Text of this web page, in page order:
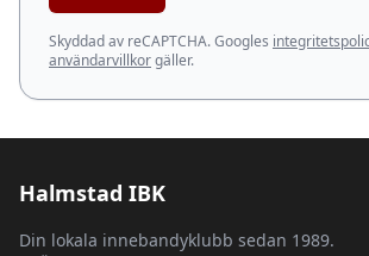
Skyddad av reCAPTCHA. Googles
användarvillkorgäller.
Halmstad IBK
Din lokala innebandyklubb sedan 1989.